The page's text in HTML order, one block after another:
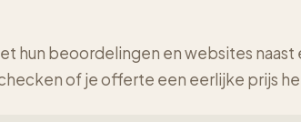
hun beoordelingen en websites naast
of je offerte een eerlijke prijs